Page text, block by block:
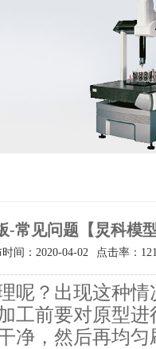
-常见问题【炅科模型
间：2020-04-02 点击率：
呢？出现这种
工前要对原型
净，然后再均匀